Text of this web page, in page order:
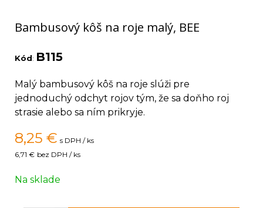
Bambusový kôš na roje malý, BEE
Kód: B115
Malý bambusový kôš na roje slúži pre
jednoduchý odchyt rojov tým, že sa doňho roj
strasie alebo sa ním prikryje.
8,25 € s DPH / ks
6,71 € bez DPH / ks
Na sklade